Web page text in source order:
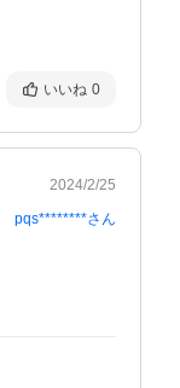
いいね 0
2024/2/25
pqs********さん